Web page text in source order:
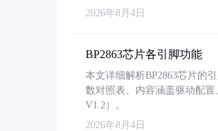
2026年8月4日
BP2863芯片各引脚功能
本文详细解析BP2863芯片的
数对照表。内容涵盖驱动配
V1.2）。
2026年8月4日